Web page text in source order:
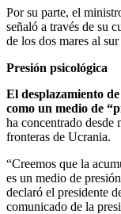
Por su parte, el
señaló a través de su
de los dos mares al
Presión psicológica
El desplazamiento
como un medio de
ha concentrado desde
fronteras de Ucrania.
“Creemos que la
es un medio de
declaró el presidente
comunicado de la